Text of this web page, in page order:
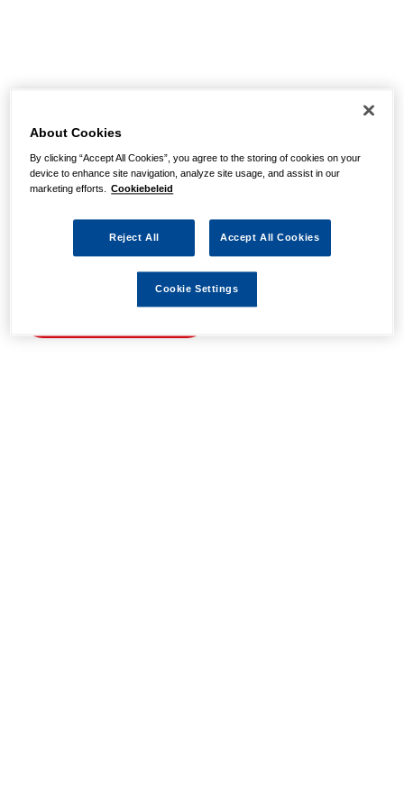
pagina niet kunnen
vinden
Wellicht zit er een spel- of typfout in de URL of is de
actie waarnaar u zocht al verlopen. We hopen u weer op
About Cookies
By clicking “Accept All Cookies”, you agree to the storing of cookies on your
device to enhance site navigation, analyze site usage, and assist in our
marketing efforts. Cookiebeleid
Reject All Accept All Cookies
Cookie Settings